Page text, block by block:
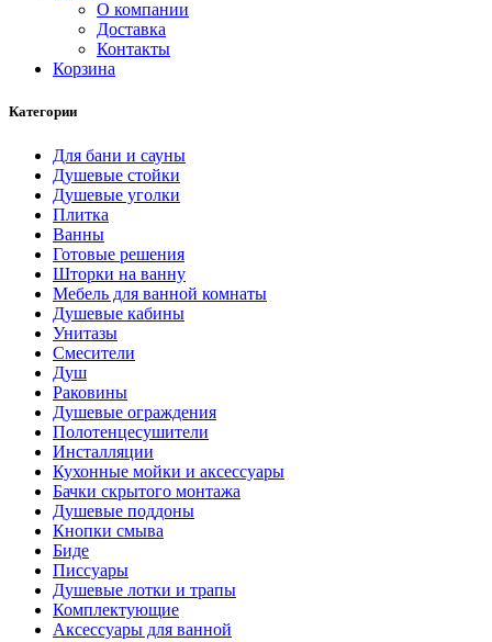
О компании
Доставка
Контакты
Корзина
Категории
Для бани и сауны
Душевые стойки
Душевые уголки
Плитка
Ванны
Готовые решения
Шторки на ванну
Мебель для ванной комнаты
Душевые кабины
Унитазы
Смесители
Душ
Раковины
Душевые ограждения
Полотенцесушители
Инсталляции
Кухонные мойки и аксессуары
Бачки скрытого монтажа
Душевые поддоны
Кнопки смыва
Биде
Писсуары
Душевые лотки и трапы
Комплектующие
Аксессуары для ванной